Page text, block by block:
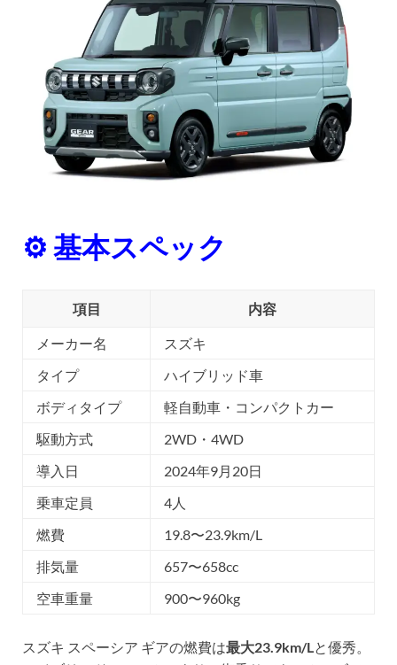
⚙️ 基本スペック
項目 内容
メーカー名
スズキ
タイプ
ハイブリッド車
ボディタイプ
軽自動車・コンパクトカー
駆動方式
2WD・4WD
導入日
2024年9月20日
乗車定員
4人
燃費
19.8〜23.9km/L
排気量
657〜658cc
空車重量
900〜960kg
スズキ スペーシア ギアの燃費は最大23.9km/Lと優秀。